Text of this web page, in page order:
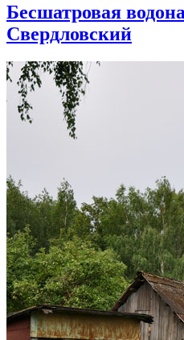
Бесшатровая
Свердловский